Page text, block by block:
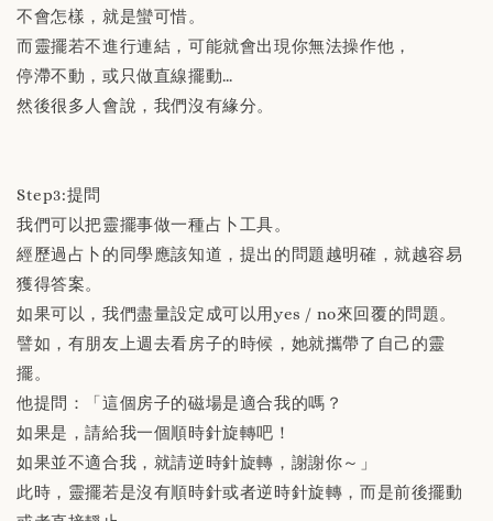
不會怎樣，就是蠻可惜。
而靈擺若不進行連結，可能就會出現你無法操作他，
停滯不動，或只做直線擺動…
然後很多人會說，我們沒有緣分。
Step3:提問
我們可以把靈擺事做一種占卜工具。
經歷過占卜的同學應該知道，提出的問題越明確，就越容易
獲得答案。
如果可以，我們盡量設定成可以用yes / no來回覆的問題。
譬如，有朋友上週去看房子的時候，她就攜帶了自己的靈
擺。
他提問：「這個房子的磁場是適合我的嗎？
如果是，請給我一個順時針旋轉吧！
如果並不適合我，就請逆時針旋轉，謝謝你～」
此時，靈擺若是沒有順時針或者逆時針旋轉，而是前後擺動